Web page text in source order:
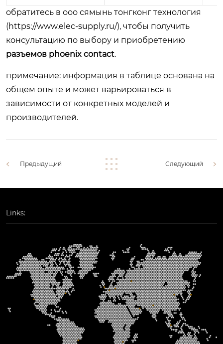
обратитесь в ооо сямынь тонгконг технология
(https://www.elec-supply.ru/), чтобы получить
консультацию по выбору и приобретению
разъемов phoenix contact.
примечание: информация в таблице основана на
общем опыте и может варьироваться в
зависимости от конкретных моделей и
производителей.
Предыдущий Следующий
Links: